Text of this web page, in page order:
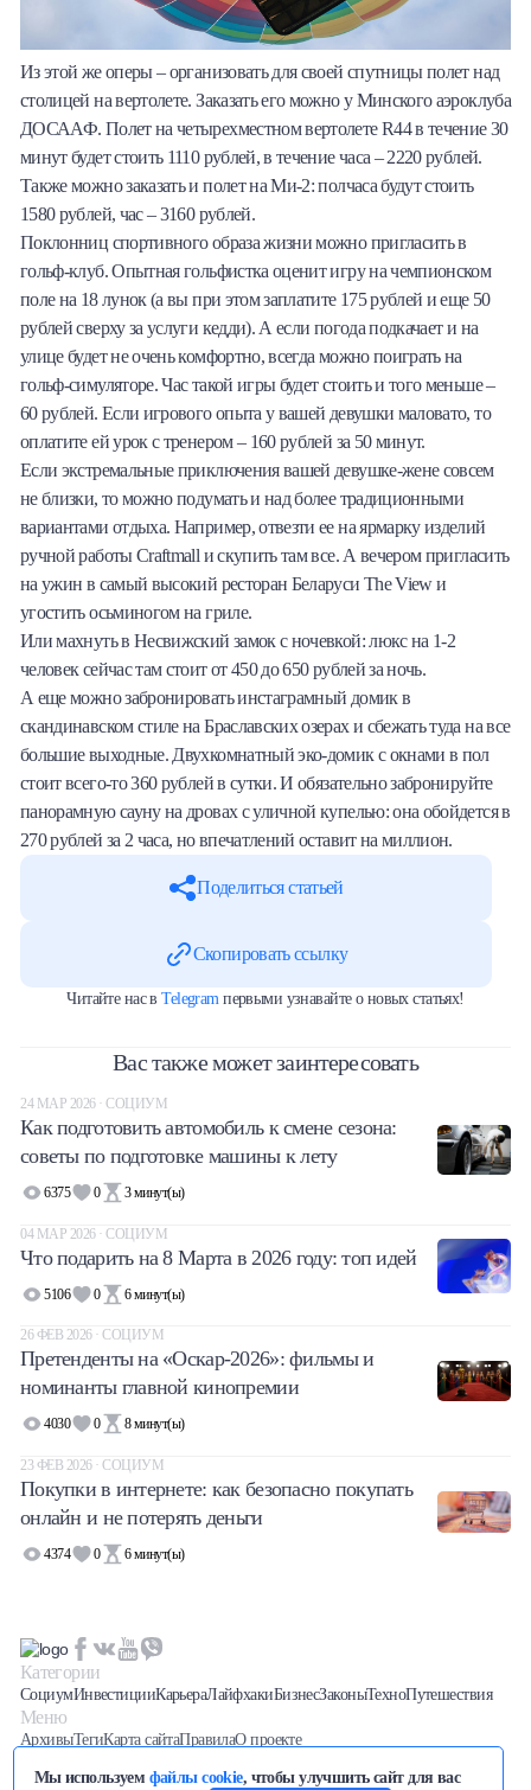
Мы используем файлы cookie, чтобы улучшить сайт для вас
Из этой же оперы – организовать для своей спутницы полет над
столицей на вертолете. Заказать его можно у Минского аэроклуба
ДОСААФ. Полет на четырехместном вертолете R44 в течение 30
минут будет стоить 1110 рублей, в течение часа – 2220 рублей.
Также можно заказать и полет на Ми-2: полчаса будут стоить
1580 рублей, час – 3160 рублей.
Поклонниц спортивного образа жизни можно пригласить в
гольф-клуб. Опытная гольфистка оценит игру на чемпионском
поле на 18 лунок (а вы при этом заплатите 175 рублей и еще 50
рублей сверху за услуги кедди). А если погода подкачает и на
улице будет не очень комфортно, всегда можно поиграть на
гольф-симуляторе. Час такой игры будет стоить и того меньше –
60 рублей. Если игрового опыта у вашей девушки маловато, то
оплатите ей урок с тренером – 160 рублей за 50 минут.
Если экстремальные приключения вашей девушке-жене совсем
не близки, то можно подумать и над более традиционными
вариантами отдыха. Например, отвезти ее на ярмарку изделий
ручной работы Craftmall и скупить там все. А вечером пригласить
на ужин в самый высокий ресторан Беларуси The View и
угостить осьминогом на гриле.
Или махнуть в Несвижский замок с ночевкой: люкс на 1-2
человек сейчас там стоит от 450 до 650 рублей за ночь.
А еще можно забронировать инстаграмный домик в
скандинавском стиле на Браславских озерах и сбежать туда на все
большие выходные. Двухкомнатный эко-домик с окнами в пол
стоит всего-то 360 рублей в сутки. И обязательно забронируйте
панорамную сауну на дровах с уличной купелью: она обойдется в
270 рублей за 2 часа, но впечатлений оставит на миллион.
Поделиться статьей
Скопировать ссылку
Читайте нас вTelegram первыми узнавайте о новых статьях!
Вас также может заинтересовать
24 МАР 2026 · СОЦИУМ
Как подготовить автомобиль к смене сезона:
советы по подготовке машины к лету
6375 0 3 минут(ы)
04 МАР 2026 · СОЦИУМ
Что подарить на 8 Марта в 2026 году: топ идей
5106 0 6 минут(ы)
26 ФЕВ 2026 · СОЦИУМ
Претенденты на «Оскар-2026»: фильмы и
номинанты главной кинопремии
4030 0 8 минут(ы)
23 ФЕВ 2026 · СОЦИУМ
Покупки в интернете: как безопасно покупать
онлайн и не потерять деньги
4374 0 6 минут(ы)
Категории
СоциумИнвестицииКарьераЛайфхакиБизнесЗаконыТехноПутешествия
Меню
АрхивыТегиКарта сайтаПравилаО проекте